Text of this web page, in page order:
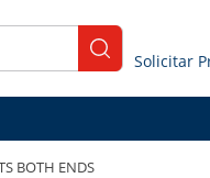
submit search
BOTH ENDS